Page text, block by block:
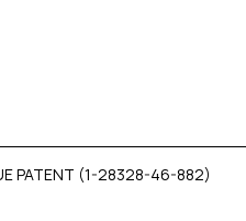
PATENT (1-28328-46-882)